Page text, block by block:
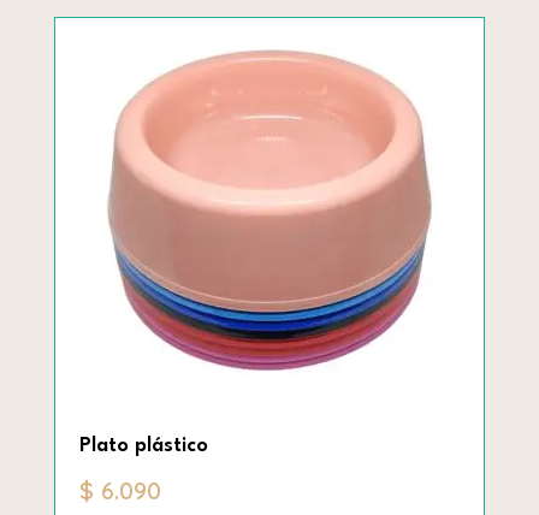
Plato plástico
$ 6.090